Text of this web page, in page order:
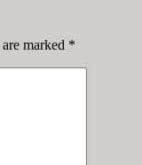
marked *